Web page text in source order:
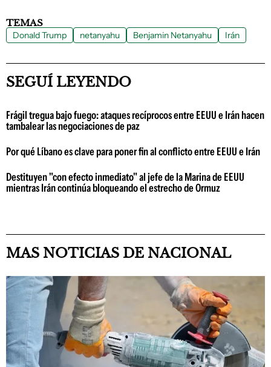
TEMAS
Donald Trump netanyahu Benjamin Netanyahu Irán
SEGUÍ LEYENDO
Frágil tregua bajo fuego: ataques recíprocos entre EEUU e Irán hacen
tambalear las negociaciones de paz
Por qué Líbano es clave para poner fin al conflicto entre EEUU e Irán
Destituyen "con efecto inmediato" al jefe de la Marina de EEUU
mientras Irán continúa bloqueando el estrecho de Ormuz
MAS NOTICIAS DE NACIONAL